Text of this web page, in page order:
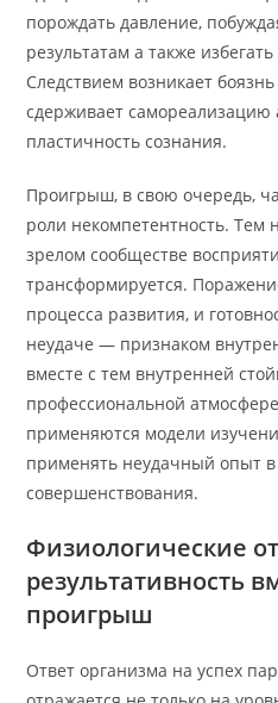
порождать давление,
результатам а также
Следствием возникает
сдерживает самореализацию
пластичность сознания.
Проигрыш, в свою очередь,
роли некомпетентность. Тем
зрелом сообществе
трансформируется.
процесса развития, и
неудаче — признаком
вместе с тем внутренней
профессиональной
применяются модели
применять неудачный опыт
совершенствования.
Физиологические
результативность
проигрыш
Ответ организма на успех